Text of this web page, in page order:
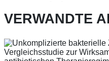
VERWANDTE